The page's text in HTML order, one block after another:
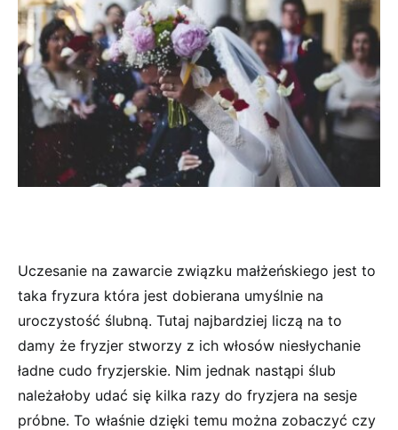
Uczesanie na zawarcie związku małżeńskiego jest to
taka fryzura która jest dobierana umyślnie na
uroczystość ślubną. Tutaj najbardziej liczą na to
damy że fryzjer stworzy z ich włosów niesłychanie
ładne cudo fryzjerskie. Nim jednak nastąpi ślub
należałoby udać się kilka razy do fryzjera na sesje
próbne. To właśnie dzięki temu można zobaczyć czy